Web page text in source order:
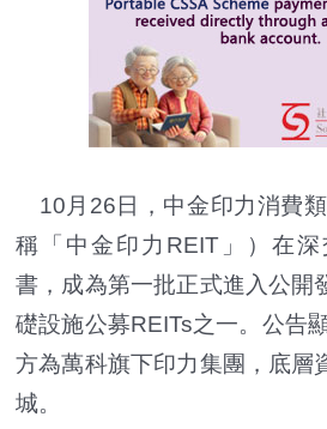
10月26日，中金印力消費
稱「中金印力REIT」）在
書，成為第一批正式進入公開
礎設施公募REITs之一。公告
方為萬科旗下印力集團，底層
城。